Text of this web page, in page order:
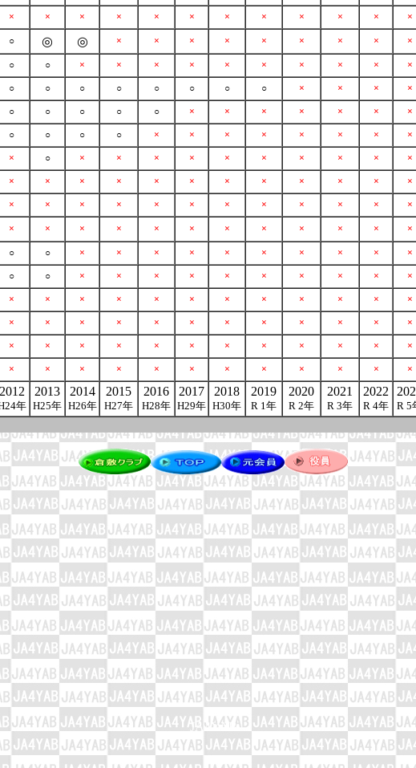
× × × × × × × × × × × ×
○ ◎ ◎ × × × × × × × × ×
○ ○ × × × × × × × × × ×
○ ○ ○ ○ ○ ○ ○ ○ × × × ×
○ ○ ○ ○ ○ × × × × × × ×
○ ○ ○ ○ × × × × × × × ×
× ○ × × × × × × × × × ×
× × × × × × × × × × × ×
× × × × × × × × × × × ×
× × × × × × × × × × × ×
○ ○ × × × × × × × × × ×
○ ○ × × × × × × × × × ×
× × × × × × × × × × × ×
× × × × × × × × × × × ×
× × × × × × × × × × × ×
× × × × × × × × × × × ×
2012
年
2013
H25年
2014
H26年
2015
H27年
2016
H28年
2017
H29年
2018
H30年
2019
R 1年
2020
R 2年
2021
R 3年
2022
R 4年 R 5
JA4YAB